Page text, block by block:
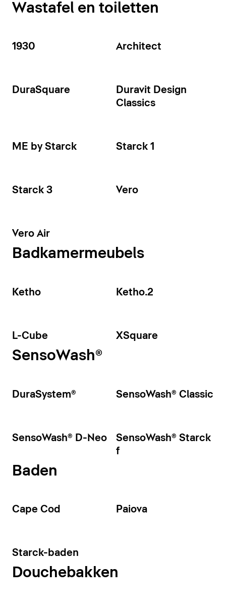
Wastafel en toiletten
1930 Architect
DuraSquare
Duravit Design
Classics
ME by Starck Starck 1
Starck 3 Vero
Vero Air
Badkamermeubels
Ketho Ketho.2
L-Cube XSquare
SensoWash®
DuraSystem® SensoWash® Classic
SensoWash® D-Neo
SensoWash® Starck
f
Baden
Cape Cod Paiova
Starck-baden
Douchebakken